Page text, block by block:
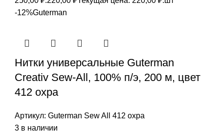
-12%Guterman
Нитки универсальные Guterman
Creativ Sew-All, 100% п/э, 200 м, цвет
412 охра
Артикул: Guterman Sew All 412 охра
3 в наличии